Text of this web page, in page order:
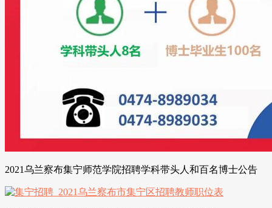
2021乌兰察布集宁师范学院招聘学科带头人和百名博士公告